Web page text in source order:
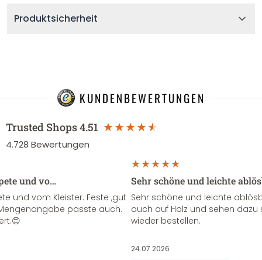
Produktsicherheit
KUNDENBEWERTUNGEN
Trusted Shops4.51
4.728 Bewertungen
und vo…
und vom Kleister. Feste ,gut
passte auch.
Sehr schöne und leichte
Sehr schöne und leichte
auch auf Holz und sehen
wieder bestellen.
24.07.2026